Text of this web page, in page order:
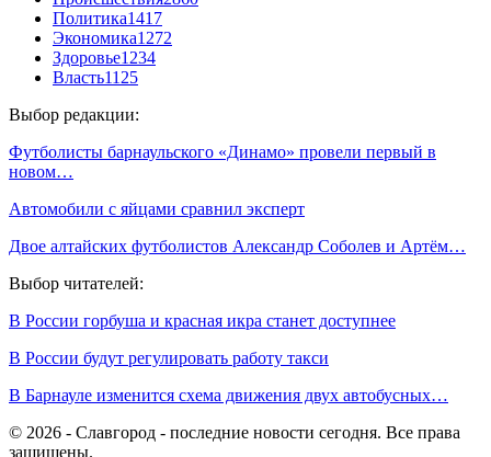
Политика1417
Экономика1272
Здоровье1234
Власть1125
Выбор редакции:
Футболисты барнаульского «Динамо» провели первый в
новом…
Автомобили с яйцами сравнил эксперт
Двое алтайских футболистов Александр Соболев и Артём…
Выбор читателей:
В России горбуша и красная икра станет доступнее
В России будут регулировать работу такси
В Барнауле изменится схема движения двух автобусных…
© 2026 - Славгород - последние новости сегодня. Все права
защищены.